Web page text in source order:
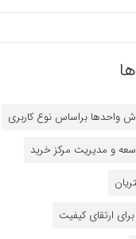
واحدها براساس نوع کاربری
و مدیریت مرکز خرید